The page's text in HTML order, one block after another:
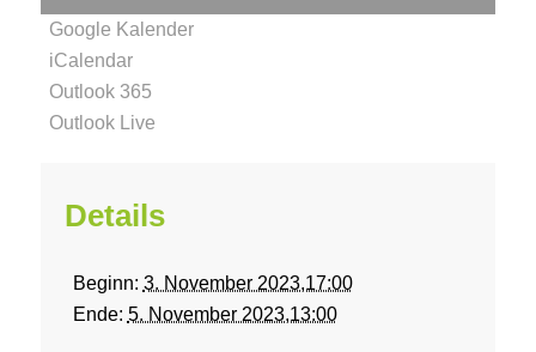
Google Kalender
iCalendar
Outlook 365
Outlook Live
Details
Beginn: 3. November 2023,17:00
Ende: 5. November 2023,13:00